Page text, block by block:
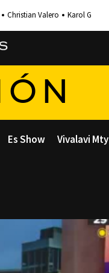
Christian Valero Karol G
Es Show Vivalavi Mty